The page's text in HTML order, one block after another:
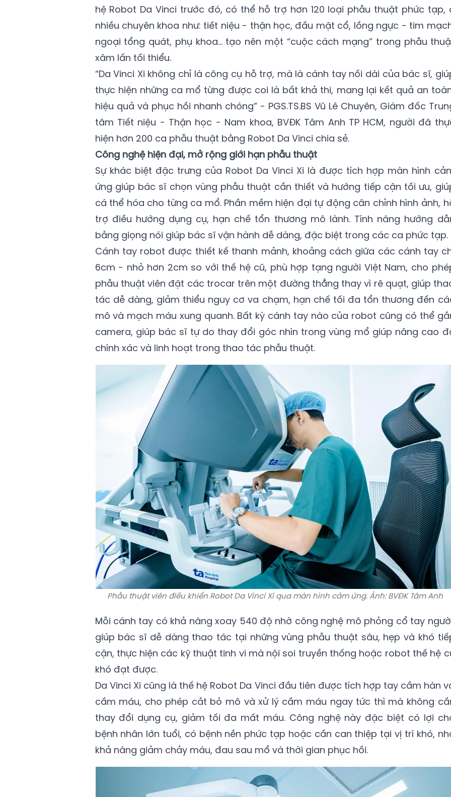
hệ Robot Da Vinci trước đó, có thể hỗ trợ hơn 120 loại phẫu thuật phức tạp,
nhiều chuyên khoa như: tiết niệu - thận học, đầu mặt cổ, lồng ngực - tim
ngoại tổng quát, phụ khoa… tạo nên một “cuộc cách mạng” trong phẫu
xâm lấn tối thiểu.
“Da Vinci Xi không chỉ là công cụ hỗ trợ, mà là cánh tay nối dài của bác sĩ,
thực hiện những ca mổ từng được coi là bất khả thi, mang lại kết quả an
hiệu quả và phục hồi nhanh chóng” - PGS.TS.BS Vũ Lê Chuyên, Giám đốc
tâm Tiết niệu - Thận học - Nam khoa, BVĐK Tâm Anh TP HCM, người đã
hiện hơn 200 ca phẫu thuật bằng Robot Da Vinci chia sẻ.
Công nghệ hiện đại, mở rộng giới hạn phẫu thuật
Sự khác biệt đặc trưng của Robot Da Vinci Xi là được tích hợp màn hình
ứng giúp bác sĩ chọn vùng phẫu thuật cần thiết và hướng tiếp cận tối ưu,
cá thể hóa cho từng ca mổ. Phần mềm hiện đại tự động cân chỉnh hình ảnh,
trợ điều hướng dụng cụ, hạn chế tổn thương mô lành. Tính năng hướng
bằng giọng nói giúp bác sĩ vận hành dễ dàng, đặc biệt trong các ca phức tạp.
Cánh tay robot được thiết kế thanh mảnh, khoảng cách giữa các cánh tay
6cm - nhỏ hơn 2cm so với thế hệ cũ, phù hợp tạng người Việt Nam, cho
phẫu thuật viên đặt các trocar trên một đường thẳng thay vì rẽ quạt, giúp
tác dễ dàng, giảm thiểu nguy cơ va chạm, hạn chế tối đa tổn thương đến
mô và mạch máu xung quanh. Bất kỳ cánh tay nào của robot cũng có thể
camera, giúp bác sĩ tự do thay đổi góc nhìn trong vùng mổ giúp nâng cao
chính xác và linh hoạt trong thao tác phẫu thuật.
Phẫu thuật viên điều khiển Robot Da Vinci Xi qua màn hình cảm ứng. Ảnh: BVĐK Tâm Anh
Mỗi cánh tay có khả năng xoay 540 độ nhờ công nghệ mô phỏng cổ tay
giúp bác sĩ dễ dàng thao tác tại những vùng phẫu thuật sâu, hẹp và khó
cận, thực hiện các kỹ thuật tinh vi mà nội soi truyền thống hoặc robot thế hệ
khó đạt được.
Da Vinci Xi cũng là thế hệ Robot Da Vinci đầu tiên được tích hợp tay cầm hàn
cầm máu, cho phép cắt bỏ mô và xử lý cầm máu ngay tức thì mà không
thay đổi dụng cụ, giảm tối đa mất máu. Công nghệ này đặc biệt có lợi
bệnh nhân lớn tuổi, có bệnh nền phức tạp hoặc cần can thiệp tại vị trí khó,
khả năng giảm chảy máu, đau sau mổ và thời gian phục hồi.